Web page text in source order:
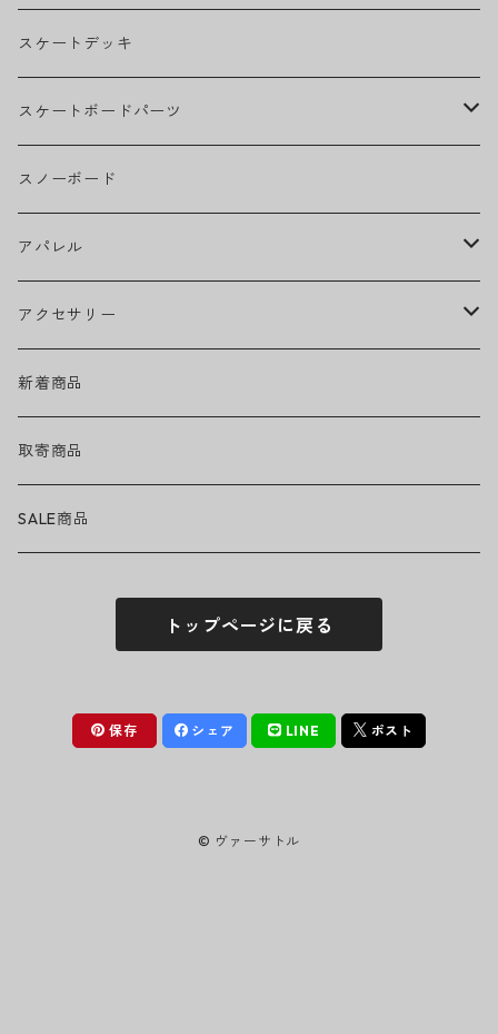
BILLIE EILISH
BOB MARLEY
CAMILA CABELLO
Ed Sheeran
EMINEM
GREEN DAY
GUNS N' ROSES
LADY GAGA
MICHAEL JACKSON
MY CHEMICAL ROMANCE
スケートデッキ
スケートボードパーツ
グリップテープ
ウィール
ベアリング
トラック
ヘルメット・プロテクター
アクセサリー・小物
スノーボード
アパレル
ヘッドウェア
キャップ
ハット
ネックウェア
トップス
Tシャツ・ロングTシャツ
ボトムス
パンツ・ズボン
アクセサリー
ハードグッズ
バッグ・ポーチ
サングラス
フィギュア
新着商品
取寄商品
SALE商品
トップページに戻る
保存 シェア LINE ポスト
© ヴァーサトル